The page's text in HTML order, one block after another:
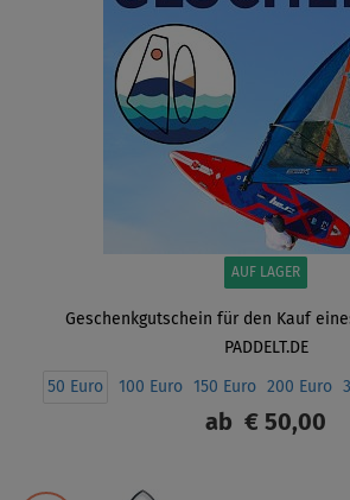
AUF LAGER
Geschenkgutschein für den Kauf
PADDELT.DE
50 Euro 100 Euro 150 Euro 200 Euro
ab € 50,00